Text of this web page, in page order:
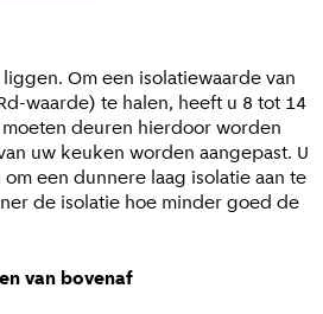
Om een isolatiewaarde van
waarde) te halen, heeft u 8 tot 14
deuren hierdoor worden
uw keuken worden aangepast. U
een dunnere laag isolatie aan te
de isolatie hoe minder goed de
van bovenaf